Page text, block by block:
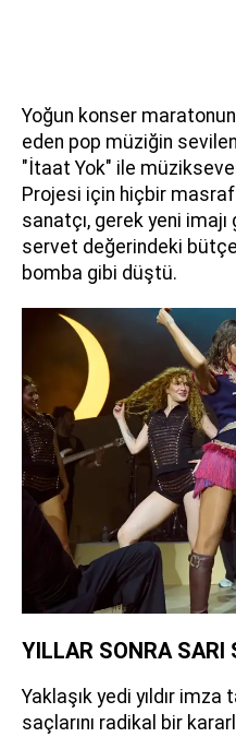
Yoğun konser
eden pop müziğin
"İtaat Yok" ile
Projesi için hiçbir
sanatçı, gerek yeni
servet değerindeki
bomba gibi düştü.
YILLAR SONRA SARI
Yaklaşık yedi yıldır imza
saçlarını radikal bir